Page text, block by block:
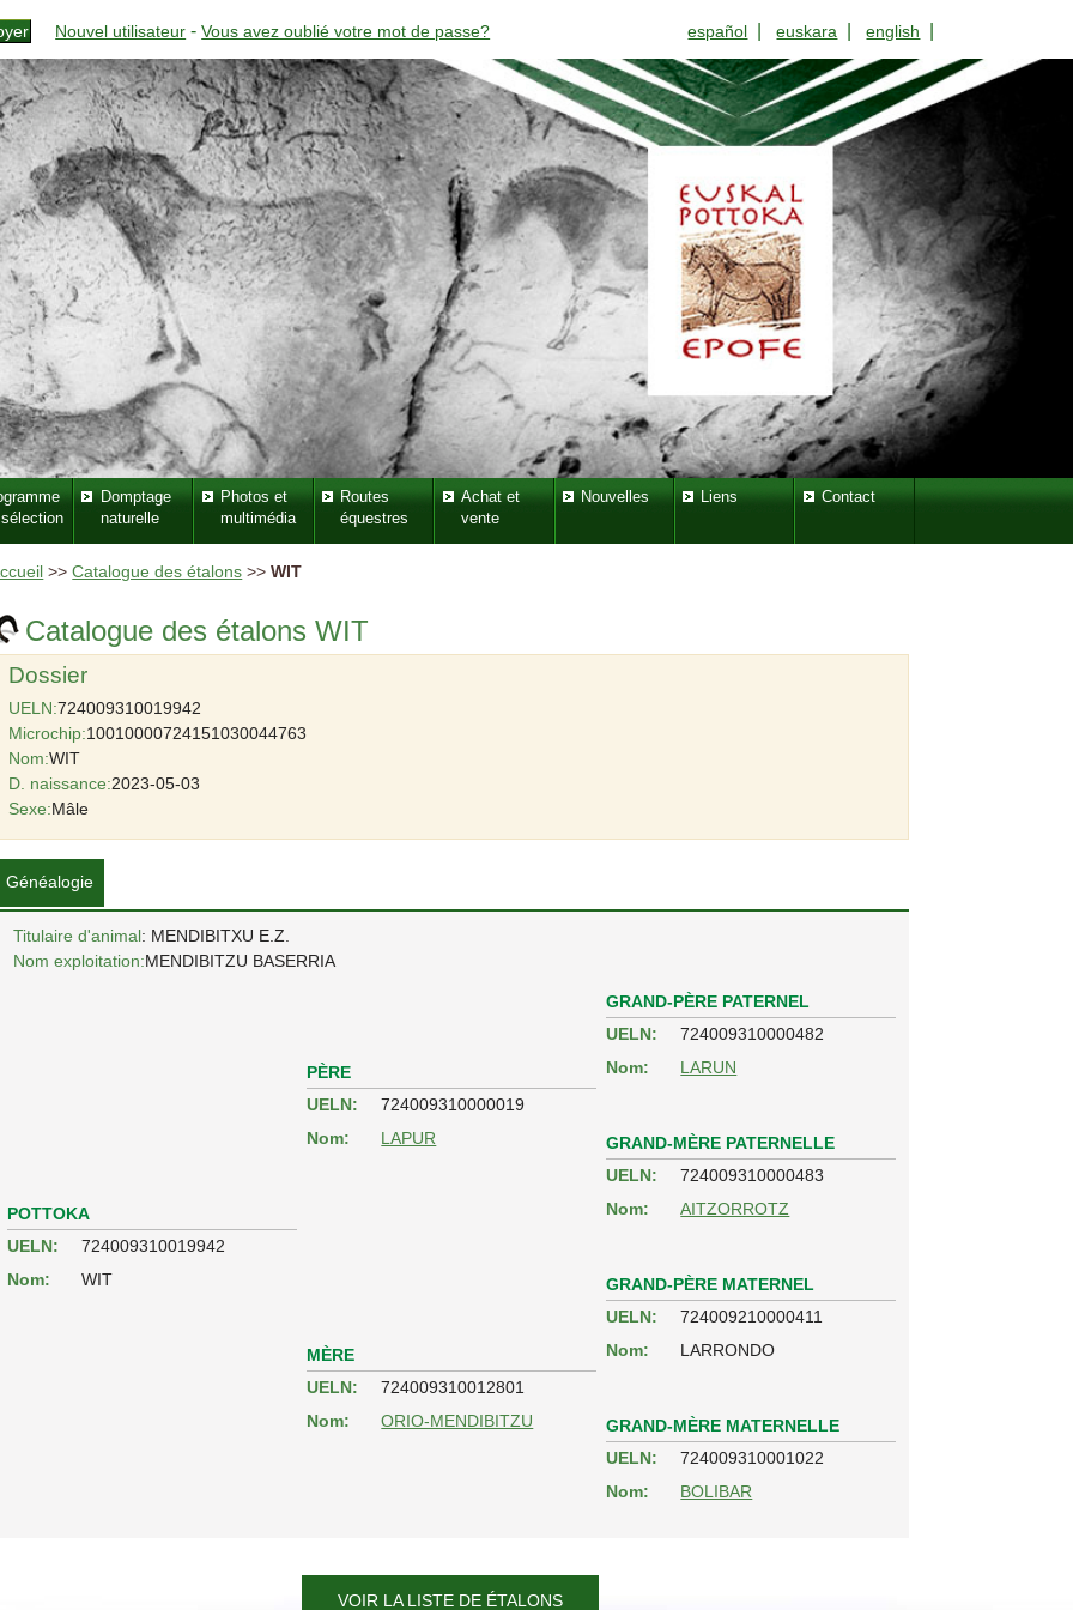
Nouvel utilisateur -Vous avez oublié votre mot de passe? español |euskara |english
Domptage
naturelle
Photos et
multimédia
Routes
équestres
Achat et
vente
Nouvelles Liens Contact
>>Catalogue des étalons >>WIT
Catalogue des étalons WIT
Dossier
UELN:724009310019942
Microchip:10010000724151030044763
Nom:WIT
D. naissance:2023-05-03
Sexe:Mâle
Généalogie
Titulaire d'animal: MENDIBITXU E.Z.
Nom exploitation:MENDIBITZU BASERRIA
POTTOKA
UELN:
724009310019942
Nom:
WIT
PÈRE
UELN:
724009310000019
Nom:
LAPUR
GRAND-PÈRE PATERNEL
UELN:
724009310000482
Nom:
LARUN
GRAND-MÈRE PATERNELLE
UELN:
724009310000483
Nom:
AITZORROTZ
MÈRE
UELN:
724009310012801
Nom:
ORIO-MENDIBITZU
GRAND-PÈRE MATERNEL
UELN:
724009210000411
Nom:
LARRONDO
GRAND-MÈRE MATERNELLE
UELN:
724009310001022
Nom:
BOLIBAR
VOIR LA LISTE DE ÉTALONS